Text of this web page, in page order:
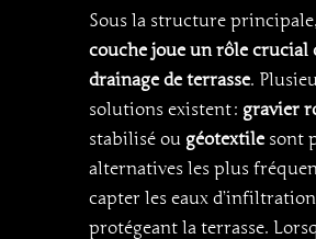
Sous la structure
couche joue un rôle crucial
drainage de terrasse.
solutions existent : gravier
stabilisé ou géotextile sont
alternatives les plus
capter les eaux
protégeant la terrasse.